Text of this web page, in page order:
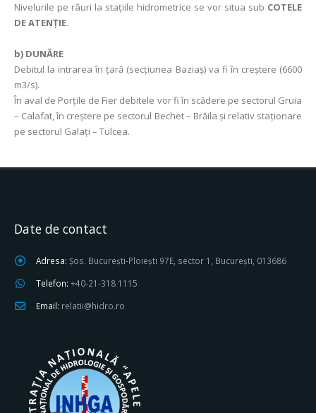
Nivelurile pe râuri la stațiile hidrometrice se vor situa sub COTELE
DE ATENȚIE.
b) DUNĂRE
Debitul la intrarea în ţară (secţiunea Baziaş) va fi în creştere (6600
m3/s).
În aval de Porţile de Fier debitele vor fi în scădere pe sectorul Gruia
– Calafat, în creştere pe sectorul Bechet – Brăila şi relativ staţionare
pe sectorul Galaţi – Tulcea.
Date de contact
Adresa: Șos. București-Ploiești 97E, sector 1, București, 013686
Telefon: +40-21-318 1115
Email: relatii@hidro.ro